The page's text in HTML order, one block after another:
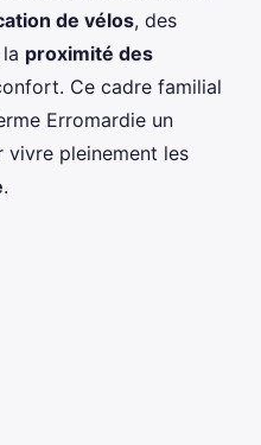
de vélos, des
proximité des
Ce cadre familial
Erromardie un
pleinement les
.